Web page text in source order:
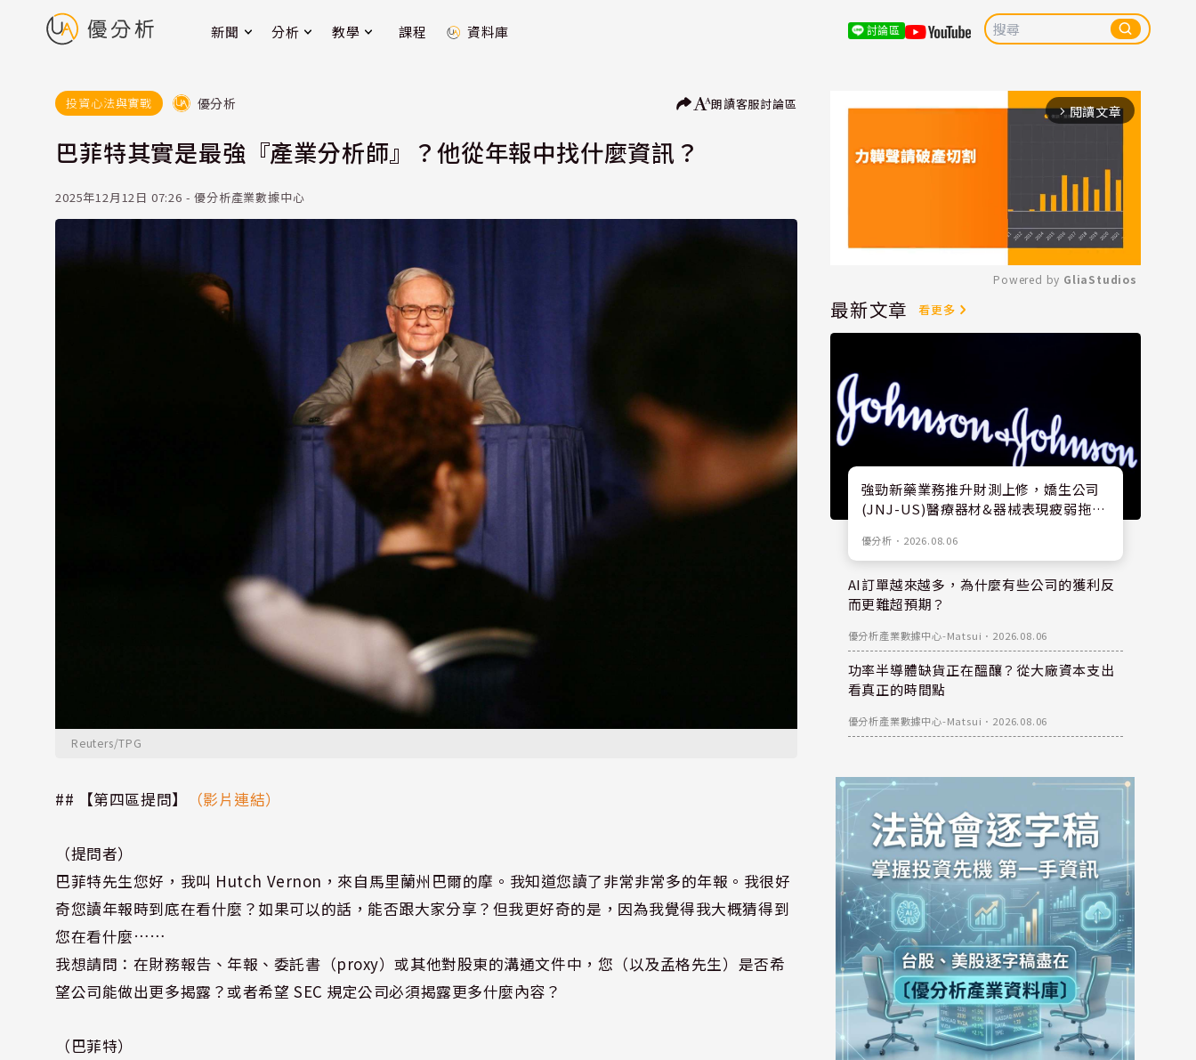
新聞 分析 教學 課程 資料庫 討論區
投資心法與實戰 優分析 朗讀客服討論區
巴菲特其實是最強『產業分析師』？他從年報中找什麼資訊？
2025年12月12日 07:26 - 優分析產業數據中心
Reuters/TPG
## 【第四區提問】 （影片連結）
（提問者）
巴菲特先生您好，我叫 Hutch Vernon，來自馬里蘭州巴爾的摩。我知道您讀了非常非常多的年報。我很好
奇您讀年報時到底在看什麼？如果可以的話，能否跟大家分享？但我更好奇的是，因為我覺得我大概猜得到
您在看什麼……
我想請問：在財務報告、年報、委託書（proxy）或其他對股東的溝通文件中，您（以及孟格先生）是否希
望公司能做出更多揭露？或者希望 SEC 規定公司必須揭露更多什麼內容？
（巴菲特）
arrow_forward_ios 閱讀文章
Mute
Powered by GliaStudios
最新文章 看更多
強勁新藥業務推升財測上修，嬌生公司
(JNJ-US)醫療器材&器械表現疲弱拖累
優分析 ． 2026.08.06
AI訂單越來越多，為什麼有些公司的獲利反
而更難超預期？
優分析產業數據中心-Matsui ． 2026.08.06
功率半導體缺貨正在醞釀？從大廠資本支出
看真正的時間點
優分析產業數據中心-Matsui ． 2026.08.06